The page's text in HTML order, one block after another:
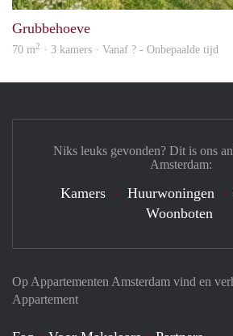
Grubbehoeve
70 m2 · 3 kamers · Vanaf ? - Onbepaalde tijd
Op Appartementen Amsterdam vind en
Appartement
Niks leuks gevonden? Dit is ons
Amsterdam:
Kamers Huurwoningen
Woonboten